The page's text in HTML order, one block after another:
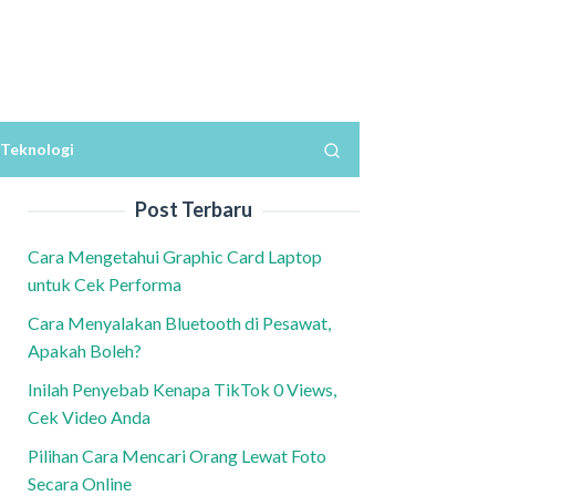
Teknologi
Post Terbaru
Cara Mengetahui Graphic Card Laptop
untuk Cek Performa
Cara Menyalakan Bluetooth di Pesawat,
Apakah Boleh?
Inilah Penyebab Kenapa TikTok 0 Views,
Cek Video Anda
Pilihan Cara Mencari Orang Lewat Foto
Secara Online